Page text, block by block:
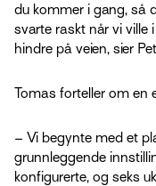
du kommer i gang, så
svarte raskt når vi ville
hindre på veien, sier
Tomas forteller om en
– Vi begynte med et
grunnleggende
konfigurerte, og seks